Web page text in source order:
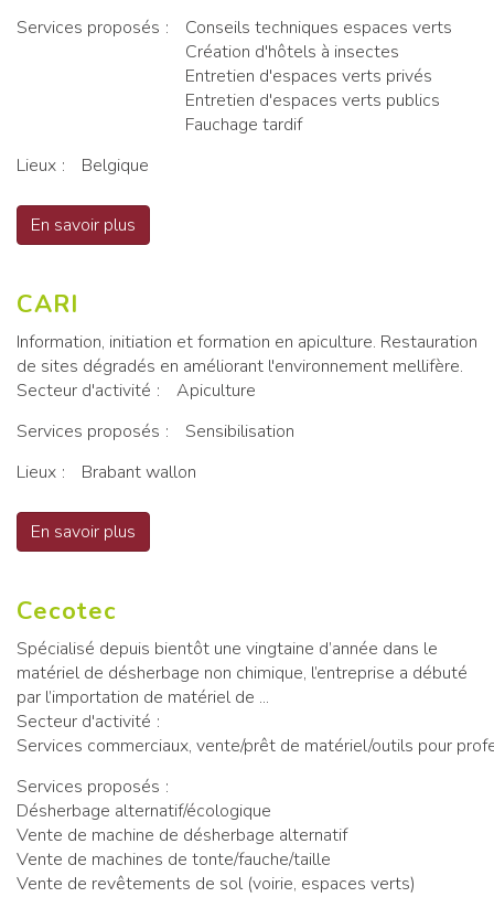
Services proposés
Conseils techniques espaces verts
Création d'hôtels à insectes
Entretien d'espaces verts privés
Entretien d'espaces verts publics
Fauchage tardif
Lieux
Belgique
En savoir plus
CARI
Information, initiation et formation en apiculture. Restauration
de sites dégradés en améliorant l'environnement mellifère.
Secteur d'activité
Apiculture
Services proposés
Sensibilisation
Lieux
Brabant wallon
En savoir plus
Cecotec
Spécialisé depuis bientôt une vingtaine d’année dans le
matériel de désherbage non chimique, l’entreprise a débuté
par l’importation de matériel de ...
Secteur d'activité
Services commerciaux, vente/prêt de matériel/outils pour
Services proposés
Désherbage alternatif/écologique
Vente de machine de désherbage alternatif
Vente de machines de tonte/fauche/taille
Vente de revêtements de sol (voirie, espaces verts)